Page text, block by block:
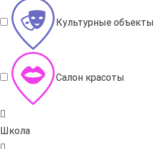
Культурные объекты
Салон красоты
Школа